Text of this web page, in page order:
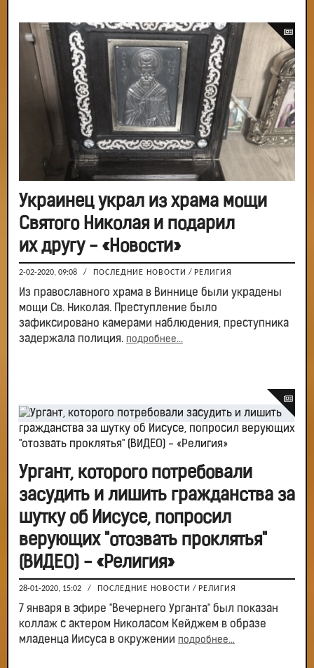
Украинец украл из храма мощи
Святого Николая и подарил
их другу - «Новости»
2-02-2020, 09:08 / ПОСЛЕДНИЕ НОВОСТИ / РЕЛИГИЯ
Из православного храма в Виннице были украдены
мощи Св. Николая. Преступление было
зафиксировано камерами наблюдения, преступника
задержала полиция. подробнее...
Ургант, которого потребовали
засудить и лишить гражданства за
шутку об Иисусе, попросил
верующих "отозвать проклятья"
(ВИДЕО) - «Религия»
28-01-2020, 15:02 / ПОСЛЕДНИЕ НОВОСТИ / РЕЛИГИЯ
7 января в эфире "Вечернего Урганта" был показан
коллаж с актером Николасом Кейджем в образе
младенца Иисуса в окружении подробнее...